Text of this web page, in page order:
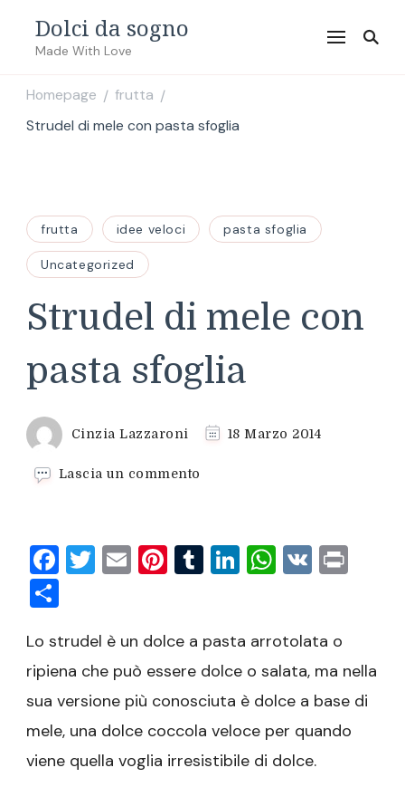
Dolci da sogno
Made With Love
Homepage / frutta /
Strudel di mele con pasta sfoglia
frutta idee veloci pasta sfoglia
Uncategorized
Strudel di mele con
pasta sfoglia
Cinzia Lazzaroni 18 Marzo 2014
Lascia un commento
con
pasta
Facebook
Twitter
EmailPinterest
Tumblr
LinkedIn
VK
Lo strudel è un dolce a pasta arrotolata o
ripiena che può essere dolce o salata, ma nella
sua versione più conosciuta è dolce a base di
mele, una dolce coccola veloce per quando
viene quella voglia irresistibile di dolce.